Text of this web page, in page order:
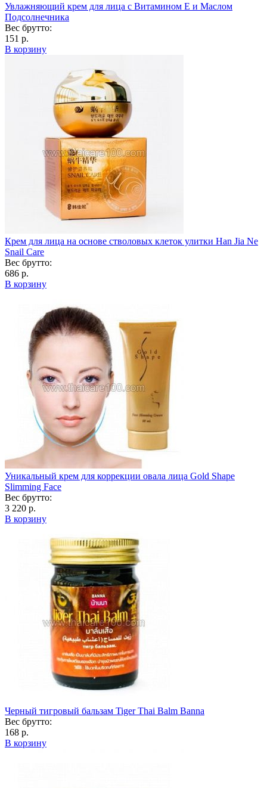
Увлажняющий крем для лица с Витамином Е и Маслом
Подсолнечника
Вес брутто:
151 р.
В корзину
Крем для лица на основе стволовых клеток улитки Han Jia Ne
Snail Care
Вес брутто:
686 р.
В корзину
Уникальный крем для коррекции овала лица Gold Shape
Slimming Face
Вес брутто:
3 220 р.
В корзину
Черный тигровый бальзам Tiger Thai Balm Banna
Вес брутто:
168 р.
В корзину